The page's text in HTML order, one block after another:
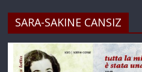
SARA-SAKINE CANSIZ